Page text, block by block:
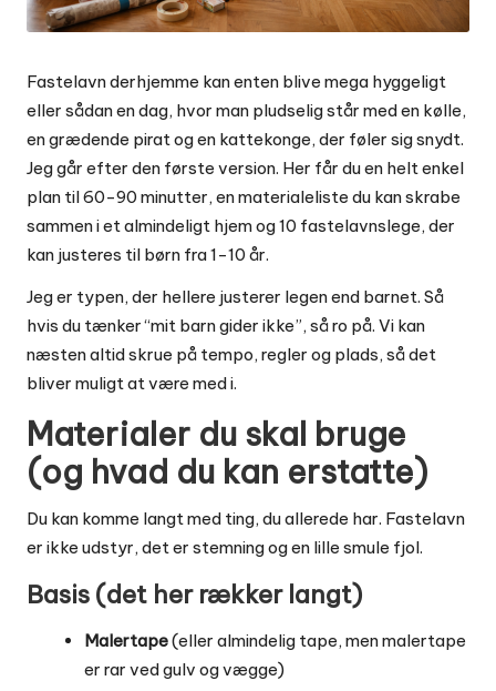
Fastelavn derhjemme kan enten blive mega hyggeligt
eller sådan en dag, hvor man pludselig står med en kølle,
en grædende pirat og en kattekonge, der føler sig snydt.
Jeg går efter den første version. Her får du en helt enkel
plan til 60-90 minutter, en materialeliste du kan skrabe
sammen i et almindeligt hjem og 10 fastelavnslege, der
kan justeres til børn fra 1-10 år.
Jeg er typen, der hellere justerer legen end barnet. Så
hvis du tænker “mit barn gider ikke”, så ro på. Vi kan
næsten altid skrue på tempo, regler og plads, så det
bliver muligt at være med i.
Materialer du skal bruge
(og hvad du kan erstatte)
Du kan komme langt med ting, du allerede har. Fastelavn
er ikke udstyr, det er stemning og en lille smule fjol.
Basis (det her rækker langt)
Malertape(eller almindelig tape, men malertape
er rar ved gulv og vægge)